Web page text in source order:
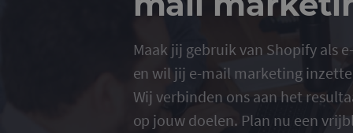
Maak jij gebruik van Shopify als
en wil jij e-mail marketing
Wij verbinden ons aan het
op jouw doelen. Plan nu een